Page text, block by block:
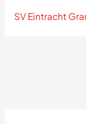
SV Eintracht